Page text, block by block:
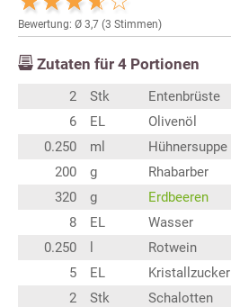
Bewertung: Ø 3,7 (3 Stimmen)
Zutaten für 4 Portionen
2 Stk
Entenbrüste
6
EL
Olivenöl
0.250
ml
Hühnersuppe
200
g
Rhabarber
320
g
Erdbeeren
8
EL
Wasser
0.250
Rotwein
5
EL
Kristallzucker
2
Stk
Schalotten